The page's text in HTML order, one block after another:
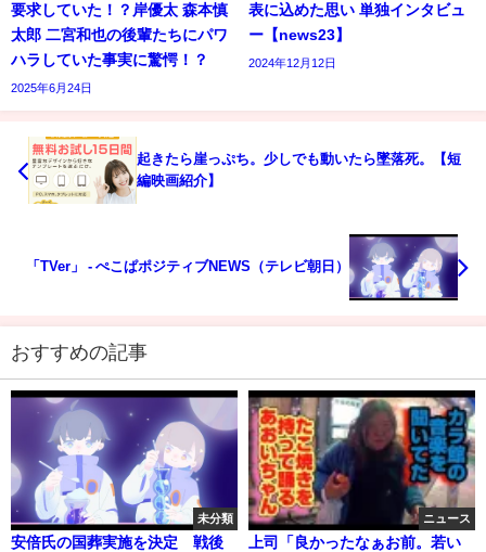
要求していた！？岸優太 森本慎
太郎 二宮和也の後輩たちにパワ
ハラしていた事実に驚愕！？
2025年6月24日
表に込めた思い 単独インタビュ
ー【news23】
2024年12月12日
起きたら崖っぷち。少しでも動いたら墜落死。【短
編映画紹介】
「TVer」 - ぺこぱポジティブNEWS（テレビ朝日）
おすすめの記事
未分類
安倍氏の国葬実施を決定 戦後
ニュース
上司「良かったなぁお前。若い